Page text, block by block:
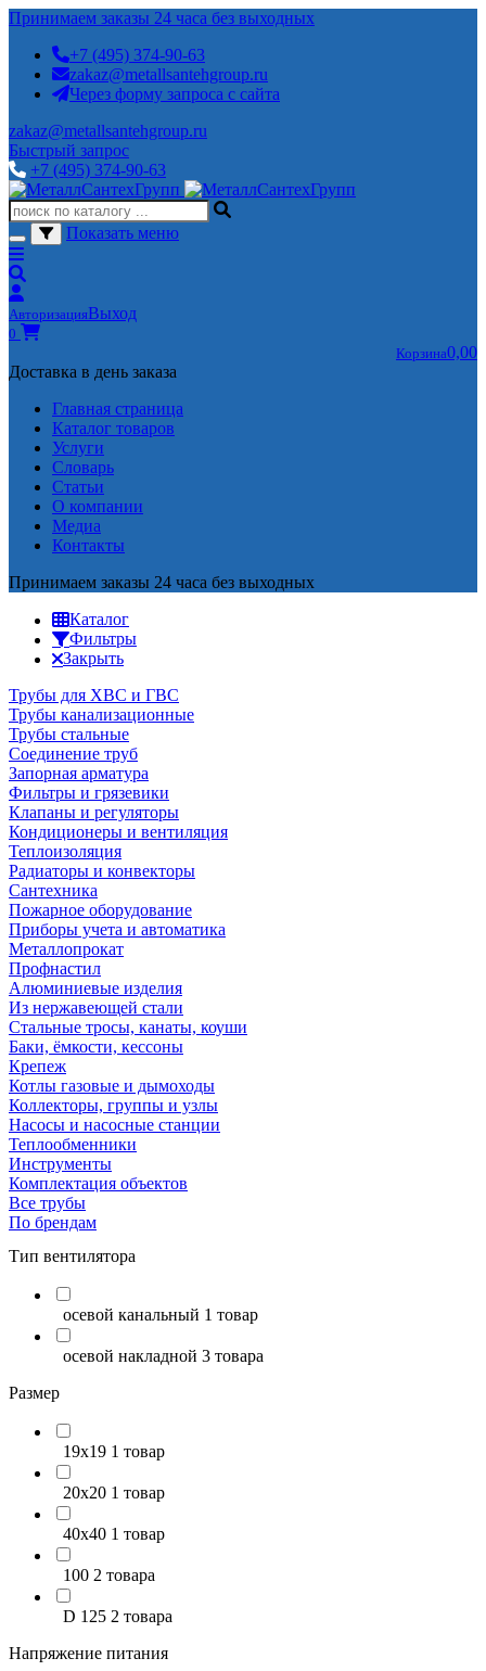
Принимаем заказы 24 часа без выходных
+7 (495) 374-90-63
zakaz@metallsantehgroup.ru
Через форму запроса с сайта
zakaz@metallsantehgroup.ru
Быстрый запрос
+7 (495) 374-90-63
Показать меню
АвторизацияВыход
0
Корзина0,00
Доставка в день заказа
Главная страница
Каталог товаров
Услуги
Словарь
Статьи
О компании
Медиа
Контакты
Принимаем заказы 24 часа без выходных
Каталог
Фильтры
Закрыть
Трубы для ХВС и ГВС
Трубы канализационные
Трубы стальные
Соединение труб
Запорная арматура
Фильтры и грязевики
Клапаны и регуляторы
Кондиционеры и вентиляция
Теплоизоляция
Радиаторы и конвекторы
Сантехника
Пожарное оборудование
Приборы учета и автоматика
Металлопрокат
Профнастил
Алюминиевые изделия
Из нержавеющей стали
Стальные тросы, канаты, коуши
Баки, ёмкости, кессоны
Крепеж
Котлы газовые и дымоходы
Коллекторы, группы и узлы
Насосы и насосные станции
Теплообменники
Инструменты
Комплектация объектов
Все трубы
По брендам
Тип вентилятора
осевой канальный 1 товар
осевой накладной 3 товара
Размер
19х19 1 товар
20х20 1 товар
40х40 1 товар
100 2 товара
D 125 2 товара
Напряжение питания